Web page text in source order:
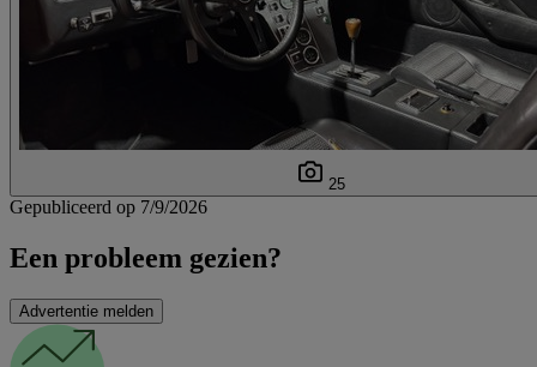
25
Gepubliceerd op 7/9/2026
Een probleem gezien?
Advertentie melden